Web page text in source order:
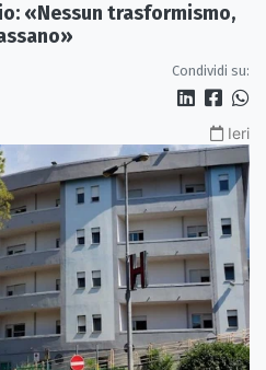
«Nessun trasformismo,
Condividi su:
Ieri